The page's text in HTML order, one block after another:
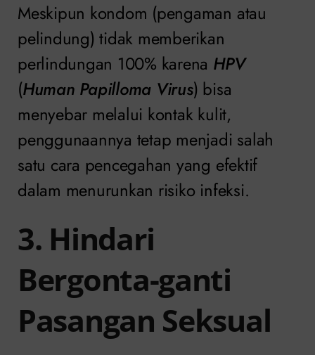
Meskipun kondom (pengaman atau
pelindung) tidak memberikan
perlindungan 100% karena HPV
(Human Papilloma Virus) bisa
menyebar melalui kontak kulit,
penggunaannya tetap menjadi salah
satu cara pencegahan yang efektif
dalam menurunkan risiko infeksi.
3. Hindari
Bergonta-ganti
Pasangan Seksual